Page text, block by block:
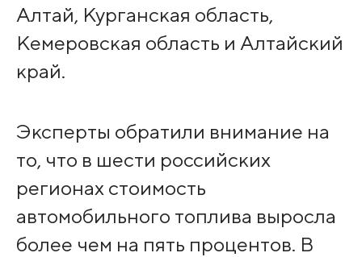
Алтай, Курганская область,
Кемеровская область и Алтайский
край.
Эксперты обратили внимание на
то, что в шести российских
регионах стоимость
автомобильного топлива выросла
более чем на пять процентов. В